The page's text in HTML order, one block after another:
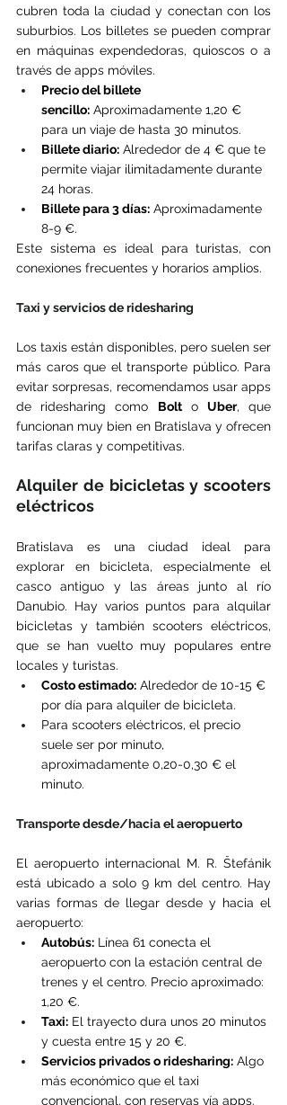
cubren toda la ciudad y conectan con los
suburbios. Los billetes se pueden comprar
en máquinas expendedoras, quioscos o a
través de apps móviles.
Precio del billete
sencillo: Aproximadamente 1,20 €
para un viaje de hasta 30 minutos.
Billete diario: Alrededor de 4 € que te
permite viajar ilimitadamente durante
24 horas.
Billete para 3 días: Aproximadamente
8-9 €.
Este sistema es ideal para turistas, con
conexiones frecuentes y horarios amplios.
Taxi y servicios de ridesharing
Los taxis están disponibles, pero suelen ser
más caros que el transporte público. Para
evitar sorpresas, recomendamos usar apps
de ridesharing como Bolt o Uber, que
funcionan muy bien en Bratislava y ofrecen
tarifas claras y competitivas.
Alquiler de bicicletas y scooters
eléctricos
Bratislava es una ciudad ideal para
explorar en bicicleta, especialmente el
casco antiguo y las áreas junto al río
Danubio. Hay varios puntos para alquilar
bicicletas y también scooters eléctricos,
que se han vuelto muy populares entre
locales y turistas.
Costo estimado: Alrededor de 10-15 €
por día para alquiler de bicicleta.
Para scooters eléctricos, el precio
suele ser por minuto,
aproximadamente 0,20-0,30 € el
minuto.
Transporte desde/hacia el aeropuerto
El aeropuerto internacional M. R. Štefánik
está ubicado a solo 9 km del centro. Hay
varias formas de llegar desde y hacia el
aeropuerto:
Autobús: Línea 61 conecta el
aeropuerto con la estación central de
trenes y el centro. Precio aproximado:
1,20 €.
Taxi: El trayecto dura unos 20 minutos
y cuesta entre 15 y 20 €.
Servicios privados o ridesharing: Algo
más económico que el taxi
convencional, con reservas vía apps.